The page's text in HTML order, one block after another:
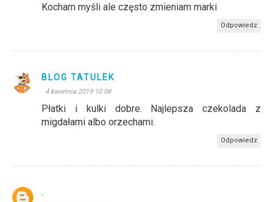
Kocham myśli ale często zmieniam marki
Odpowiedz
BLOG TATULEK
4 kwietnia 2019 10:08
Płatki i kulki dobre. Najlepsza czekolada z
migdałami albo orzechami.
Odpowiedz
.